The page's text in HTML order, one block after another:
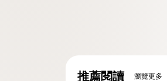
推薦閱讀 瀏覽更多